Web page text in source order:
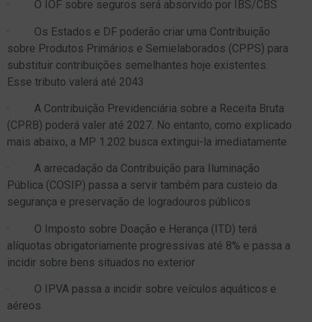
· O IOF sobre seguros será absorvido por IBS/CBS
· Os Estados e DF poderão criar uma Contribuição
sobre Produtos Primários e Semielaborados (CPPS) para
substituir contribuições semelhantes hoje existentes.
Esse tributo valerá até 2043
· A Contribuição Previdenciária sobre a Receita Bruta
(CPRB) poderá valer até 2027. No entanto, como explicado
mais abaixo, a MP 1.202 busca extingui-la imediatamente
· A arrecadação da Contribuição para Iluminação
Pública (COSIP) passa a servir também para custeio da
segurança e preservação de logradouros públicos
· O Imposto sobre Doação e Herança (ITD) terá
alíquotas obrigatoriamente progressivas até 8% e passa a
incidir sobre bens situados no exterior
· O IPVA passa a incidir sobre veículos aquáticos e
aéreos